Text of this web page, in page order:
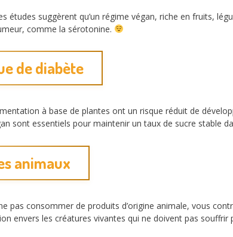
études suggèrent qu’un régime végan, riche en fruits,
comme la sérotonine.
de diabète
à base de plantes ont un risque réduit de
sont essentiels pour maintenir un taux de sucre stable
animaux
pas consommer de produits d’origine animale, vous
envers les créatures vivantes qui ne doivent pas souffrir